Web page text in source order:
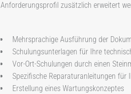
Anforderungsprofil zusätzlich erweitert
Mehrsprachige Ausführung der
Schulungsunterlagen für Ihre
Vor-Ort-Schulungen durch einen
Spezifische Reparaturanleitungen
Erstellung eines Wartungskonzeptes